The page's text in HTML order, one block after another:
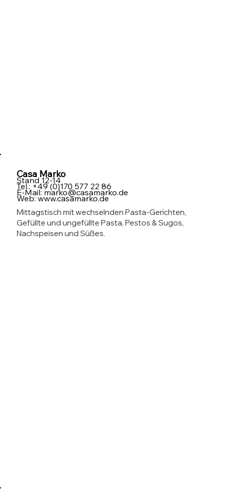
Casa Marko
Stand 12-14
Tel.: +49 (0)170 577 22 86
E-Mail:marko@casamarko.de
Web:www.casamarko.de
Mittagstisch mit wechselnden Pasta-Gerichten,
Gefüllte und ungefüllte Pasta, Pestos & Sugos,
Nachspeisen und Süßes.